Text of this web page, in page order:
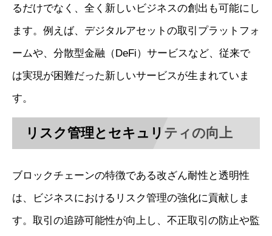
るだけでなく、全く新しいビジネスの創出も可能にし
ます。例えば、デジタルアセットの取引プラットフォ
ームや、分散型金融（DeFi）サービスなど、従来で
は実現が困難だった新しいサービスが生まれていま
す。
リスク管理とセキュリティの向上
ブロックチェーンの特徴である改ざん耐性と透明性
は、ビジネスにおけるリスク管理の強化に貢献しま
す。取引の追跡可能性が向上し、不正取引の防止や監